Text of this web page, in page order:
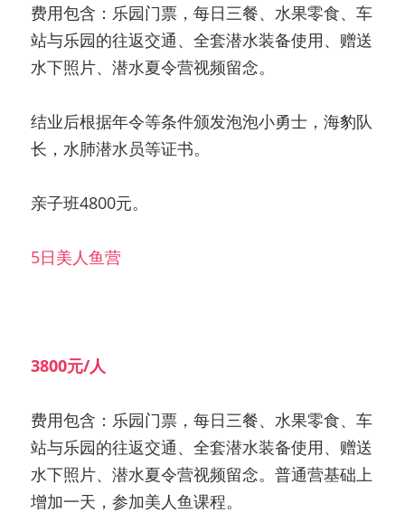
费用包含：乐园门票，每日三餐、水果零食、车
站与乐园的往返交通、全套潜水装备使用、赠送
水下照片、潜水夏令营视频留念。
结业后根据年令等条件颁发泡泡小勇士，海豹队
长，水肺潜水员等证书。
亲子班4800元。
5日美人鱼营
3800元/人
费用包含：乐园门票，每日三餐、水果零食、车
站与乐园的往返交通、全套潜水装备使用、赠送
水下照片、潜水夏令营视频留念。普通营基础上
增加一天，参加美人鱼课程。